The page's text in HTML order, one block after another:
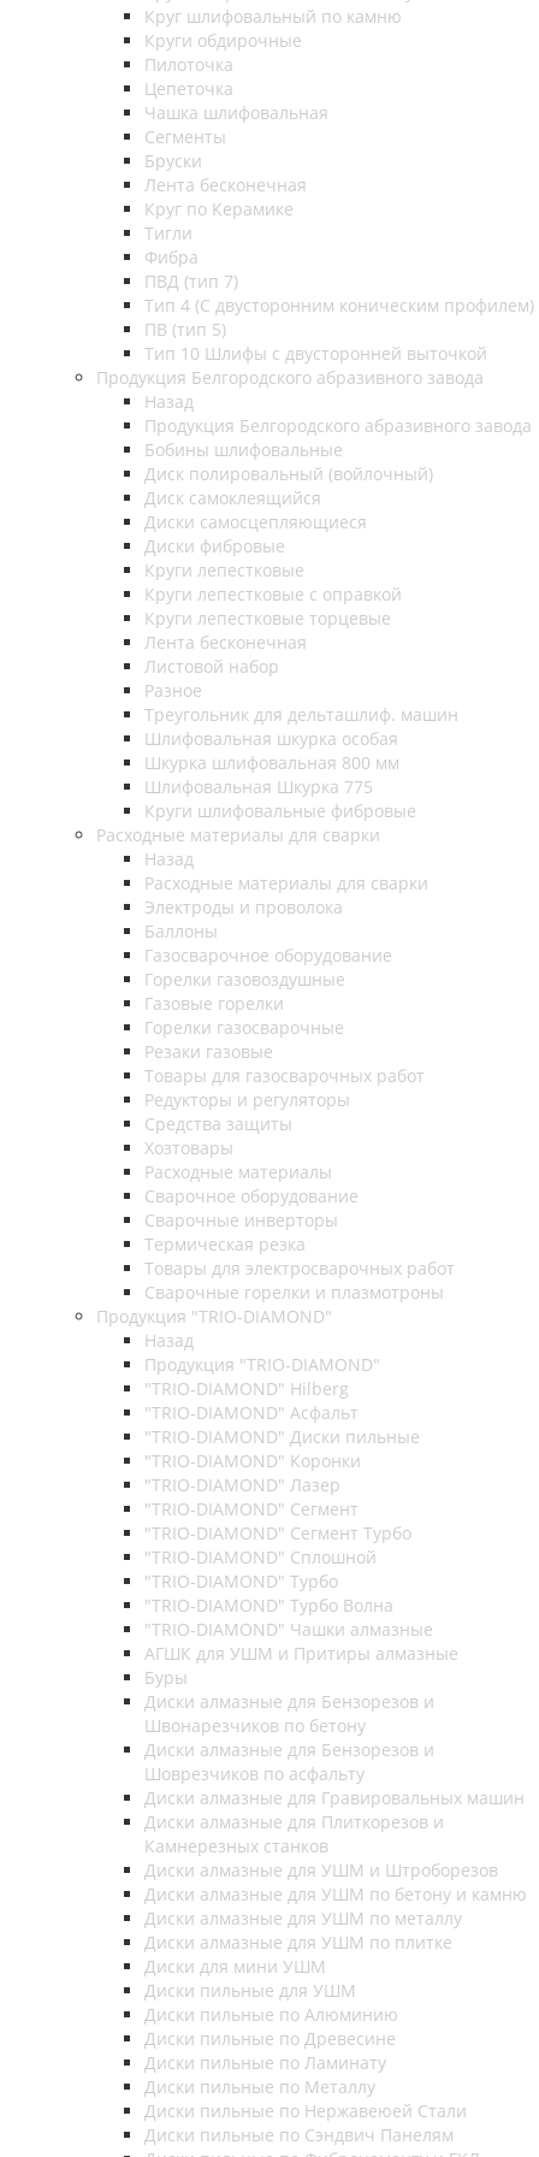
Круг шлифовальный по камню
Круги обдирочные
Пилоточка
Цепеточка
Чашка шлифовальная
Сегменты
Бруски
Лента бесконечная
Круг по Керамике
Тигли
Фибра
ПВД (тип 7)
Тип 4 (С двусторонним коническим профилем)
ПВ (тип 5)
Тип 10 Шлифы с двусторонней выточкой
Продукция Белгородского абразивного завода
Назад
Продукция Белгородского абразивного завода
Бобины шлифовальные
Диск полировальный (войлочный)
Диск самоклеящийся
Диски самосцепляющиеся
Диски фибровые
Круги лепестковые
Круги лепестковые с оправкой
Круги лепестковые торцевые
Лента бесконечная
Листовой набор
Разное
Треугольник для дельташлиф. машин
Шлифовальная шкурка особая
Шкурка шлифовальная 800 мм
Шлифовальная Шкурка 775
Круги шлифовальные фибровые
Расходные материалы для сварки
Назад
Расходные материалы для сварки
Электроды и проволока
Баллоны
Газосварочное оборудование
Горелки газовоздушные
Газовые горелки
Горелки газосварочные
Резаки газовые
Товары для газосварочных работ
Редукторы и регуляторы
Средства защиты
Хозтовары
Расходные материалы
Сварочное оборудование
Сварочные инверторы
Термическая резка
Товары для электросварочных работ
Сварочные горелки и плазмотроны
Продукция "TRIO-DIAMOND"
Назад
Продукция "TRIO-DIAMOND"
"TRIO-DIAMOND" Hilberg
"TRIO-DIAMOND" Асфальт
"TRIO-DIAMOND" Диски пильные
"TRIO-DIAMOND" Коронки
"TRIO-DIAMOND" Лазер
"TRIO-DIAMOND" Сегмент
"TRIO-DIAMOND" Сегмент Турбо
"TRIO-DIAMOND" Сплошной
"TRIO-DIAMOND" Турбо
"TRIO-DIAMOND" Турбо Волна
"TRIO-DIAMOND" Чашки алмазные
АГШК для УШМ и Притиры алмазные
Буры
Диски алмазные для Бензорезов и
Швонарезчиков по бетону
Диски алмазные для Бензорезов и
Шоврезчиков по асфальту
Диски алмазные для Гравировальных машин
Диски алмазные для Плиткорезов и
Камнерезных станков
Диски алмазные для УШМ и Штроборезов
Диски алмазные для УШМ по бетону и камню
Диски алмазные для УШМ по металлу
Диски алмазные для УШМ по плитке
Диски для мини УШМ
Диски пильные для УШМ
Диски пильные по Алюминию
Диски пильные по Древесине
Диски пильные по Ламинату
Диски пильные по Металлу
Диски пильные по Нержавеюей Стали
Диски пильные по Сэндвич Панелям